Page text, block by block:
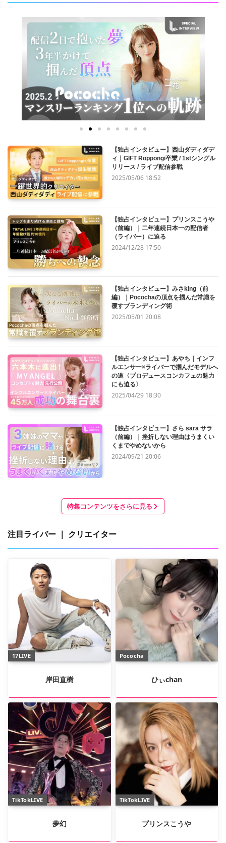
【独占インタビュー】西山ダディダデ
ィ｜GIFT Roppongi卒業 / 1stシングル
リリース / ライブ配信参戦
2025/05/06 18:52
【独占インタビュー】プリンスこうや
（前編）｜二年連続日本一の配信者
（ライバー）に迫る
2024/12/28 17:50
【独占インタビュー】みさking（前
編）｜Pocochaの頂点を掴んだ常識を
覆すブランディング術
2025/05/01 20:08
【独占インタビュー】あやち｜インフ
ルエンサー×ライバーで掴んだモデルへ
の道〈プロデュースコンカフェの魅力
にも迫る〉
2025/04/29 18:30
【独占インタビュー】さら sara サラ
（前編）｜挫折しない理由はうまくい
くまでやめないから
2024/09/21 20:06
特集コンテンツをさらに見る
注目ライバー ｜ クリエイター
17LIVE
岸田直樹
Pococha
ひぃchan
TikTokLIVE
夢幻
TikTokLIVE
プリンスこうや